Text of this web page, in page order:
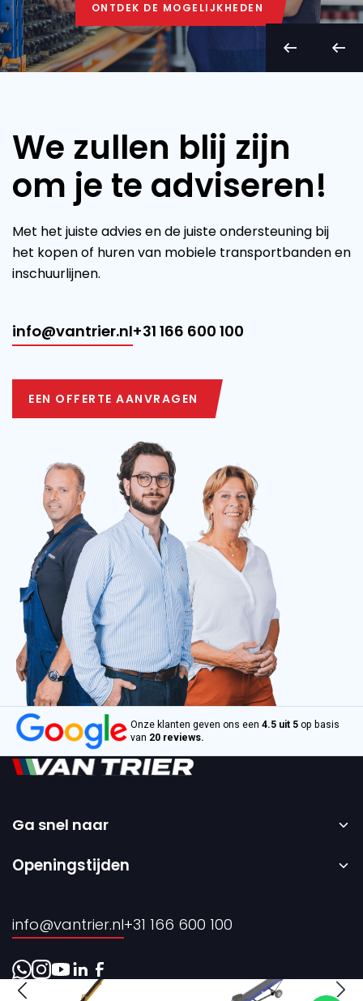
ONTDEK DE MOGELIJKHEDEN
We zullen blij zijn
om je te adviseren!
Met het juiste advies en de juiste ondersteuning bij
het kopen of huren van mobiele transportbanden en
inschuurlijnen.
info@vantrier.nl+31 166 600 100
EEN OFFERTE AANVRAGEN
Onze klanten geven ons een 4.5 uit 5 op basis
van 20 reviews.
Ga snel naar
Home
Verhuur
Over ons
Contact
Openingstijden
info@vantrier.nl+31 166 600 100